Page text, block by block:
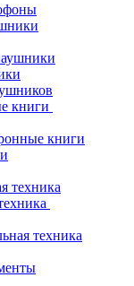
книги
книги
техника